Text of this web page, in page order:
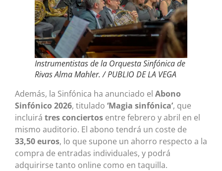
Instrumentistas de la Orquesta Sinfónica de
Rivas Alma Mahler. / PUBLIO DE LA VEGA
Además, la Sinfónica ha anunciado el Abono
Sinfónico 2026, titulado ‘Magia sinfónica’, que
incluirá tres conciertos entre febrero y abril en el
mismo auditorio. El abono tendrá un coste de
33,50 euros, lo que supone un ahorro respecto a la
compra de entradas individuales, y podrá
adquirirse tanto online como en taquilla.